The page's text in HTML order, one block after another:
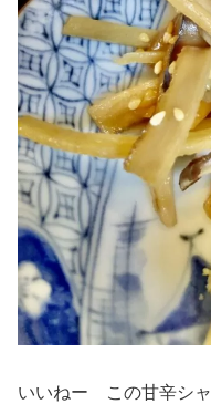
いいねー この甘辛シャ